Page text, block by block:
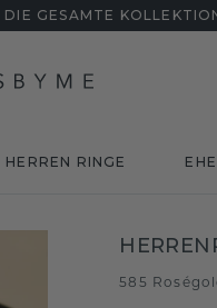
GESAMTE
HERREN RINGE
585